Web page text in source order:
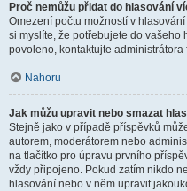
Proč nemůžu přidat do hlasování
Omezení počtu možností v
si myslíte, že potřebujete do vašeho
povoleno, kontaktujte administrátora
Nahoru
Jak můžu upravit nebo smazat
Stejně jako v případě příspěvků
autorem, moderátorem nebo
na tlačítko pro úpravu prvního
vždy připojeno. Pokud zatím nikdo
hlasování nebo v něm upravit